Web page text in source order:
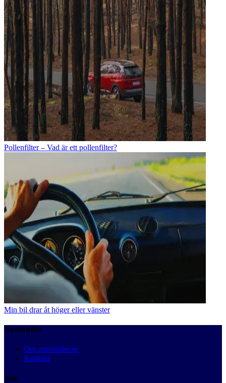
Pollenfilter – Vad är ett pollenfilter?
Min bil drar åt höger eller vänster
Autobutler
Om autobutler.se
Kontakt
Info